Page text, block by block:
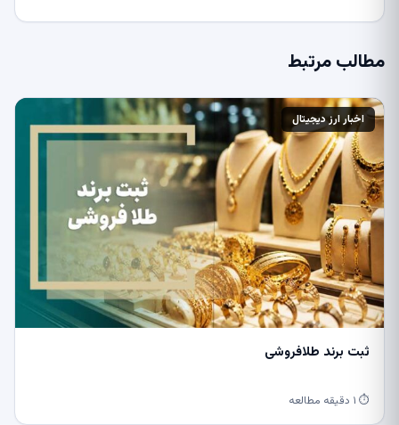
مطالب مرتبط
اخبار ارز دیجیتال
ثبت برند طلافروشی
⏱ ۱ دقیقه مطالعه